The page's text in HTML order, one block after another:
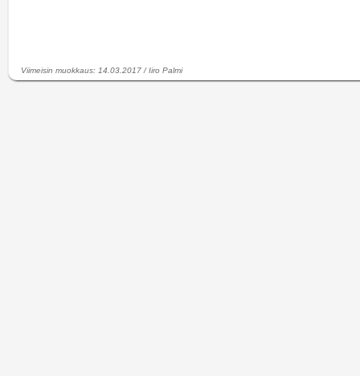
Viimeisin muokkaus: 14.03.2017 /Iiro Palmi